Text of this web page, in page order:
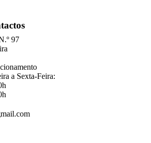
97
a Sexta-Feira: